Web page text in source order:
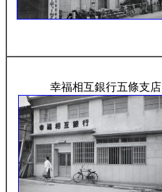
幸福相互銀行五條支店